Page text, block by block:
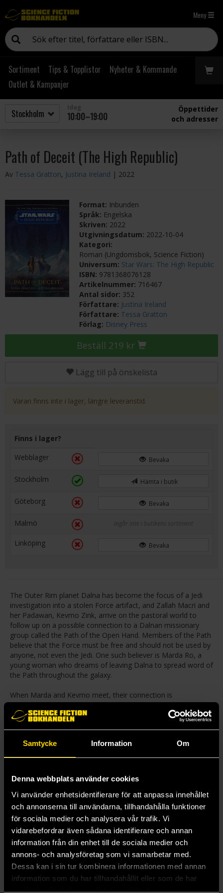
Samtycke Information Om
Denna webbplats använder cookies
Vi använder enhetsidentifierare för att anpassa innehållet
och annonserna till användarna, tillhandahålla funktioner
för sociala medier och analysera vår trafik. Vi
vidarebefordrar även sådana identifierare och annan
information från din enhet till de sociala medier och
annons- och analysföretag som vi samarbetar med.
Dessa kan i sin tur kombinera informationen med annan
information som du har tillhandahållit eller som de har
samlat in när du har använt deras tjänster.
Meny
Sortiment Tips & Topplistor
Nyheter & Kommande
Outlet & Kampanjer
10:00–19:00
Öppettider
och adresser
Path of Deceit (The High Republic)
Av Tessa Gratton, Justina Ireland | 2022
Format: Inbunden
Språk: Engelska
Skriven: 2022
Utgivningsdatum: 2022-10-04
Kategori:
Roman (Ungdomsbok, Science Fiction)
Universum: Star Wars: The High Republic
ISBN: 9781368076128
Artikelnummer: 716467
Antal sidor: 352
Författare: Justina Ireland
Författare: Tessa Gratton
Förlag: Disney Press
Beställ 219 kr
Lägg till på önskelista
Varan finns inte i lager, längre leveranstid.
Finns i lager?
Webblager
Bevaka
Stockholm Hämta i butik
Göteborg Bevaka
Malmö Ingår inte i butikens sortiment
Linköping Bevaka
The Outer Rim planet Dalna has become the focus of a Jedi
investigation into a stolen Force artifact, and Zallah Macri and
her Padawan, Kevmo Zink, arrive on the pastoral world to
follow up on a possible connection to a Dalnan missionary
group called the Path of the Open Hand. Members of the Path
believe that the Force must be free and should not be used by
anyone, not even the Jedi. One such believer is Marda Ro, a
young woman who dreams of leaving Dalna to spread word of
the Path throughout the galaxy.
When Marda and Kevmo meet, their connection is
instantaneous and electric?until Marda discovers Kevmo is a
Jedi. But Kevmo is so kind and eager to learn more about the
Path, that she hopes she can convince him of the rightness of
Path, a charismatic woman known only as the Mother, has an
agenda of her own, and it is one that can never coexist
Mer från Justina Ireland